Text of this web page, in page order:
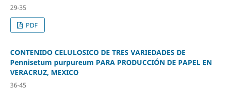
29-35
PDF
CONTENIDO CELULOSICO DE TRES VARIEDADES DE
Pennisetum purpureum PARA PRODUCCIÓN DE PAPEL EN
VERACRUZ, MEXICO
36-45